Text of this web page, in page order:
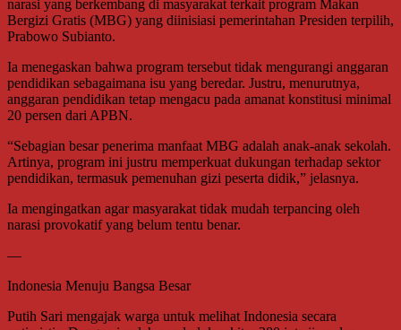
narasi yang berkembang di masyarakat terkait program Makan
Bergizi Gratis (MBG) yang diinisiasi pemerintahan Presiden terpilih,
Prabowo Subianto.
Ia menegaskan bahwa program tersebut tidak mengurangi anggaran
pendidikan sebagaimana isu yang beredar. Justru, menurutnya,
anggaran pendidikan tetap mengacu pada amanat konstitusi minimal
20 persen dari APBN.
“Sebagian besar penerima manfaat MBG adalah anak-anak sekolah.
Artinya, program ini justru memperkuat dukungan terhadap sektor
pendidikan, termasuk pemenuhan gizi peserta didik,” jelasnya.
Ia mengingatkan agar masyarakat tidak mudah terpancing oleh
narasi provokatif yang belum tentu benar.
—
Indonesia Menuju Bangsa Besar
Putih Sari mengajak warga untuk melihat Indonesia secara